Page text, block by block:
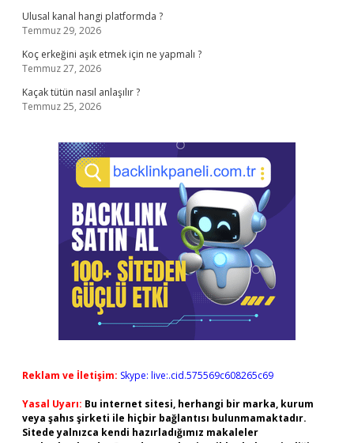
Ulusal kanal hangi platformda ?
Temmuz 29, 2026
Koç erkeğini aşık etmek için ne yapmalı ?
Temmuz 27, 2026
Kaçak tütün nasıl anlaşılır ?
Temmuz 25, 2026
Reklam ve İletişim: Skype: live:.cid.575569c608265c69
Yasal Uyarı: Bu internet sitesi, herhangi bir marka, kurum
veya şahıs şirketi ile hiçbir bağlantısı bulunmamaktadır.
Sitede yalnızca kendi hazırladığımız makaleler